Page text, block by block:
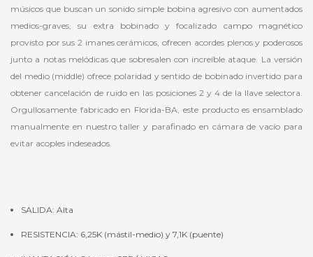
músicos que buscan un sonido simple bobina agresivo con aumentados
medios-graves, su extra bobinado y focalizado campo magnético
provisto por sus 2 imanes cerámicos, ofrecen acordes plenos y poderosos
junto a notas melódicas que sobresalen con increíble ataque. La versión
del medio (middle) ofrece polaridad y sentido de bobinado invertido para
obtener cancelación de ruido en las posiciones 2 y 4 de la llave selectora.
Orgullosamente fabricado en Florida-BA, este producto es ensamblado
manualmente en nuestro taller y parafinado en cámara de vacío para
evitar acoples indeseados.
SALIDA: Alta
RESISTENCIA: 6,25K (mástil-medio) y 7,1K (puente)